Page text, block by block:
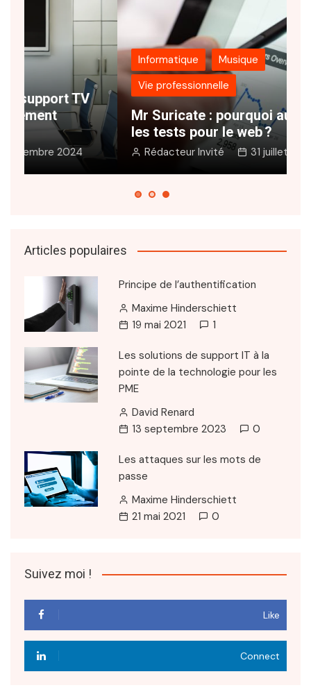
Informatique
Musique
Vie professionnelle
Mr Suricate : pourquoi automatiser
les tests pour le web ?
Rédacteur Invité 31 juillet 2024
Articles populaires
Principe de l’authentification
Maxime Hinderschiett
19 mai 2021
1
Les solutions de support IT à la
pointe de la technologie pour les
PME
David Renard
13 septembre 2023
0
Les attaques sur les mots de
passe
Maxime Hinderschiett
21 mai 2021
0
Suivez moi !
Like
Connect